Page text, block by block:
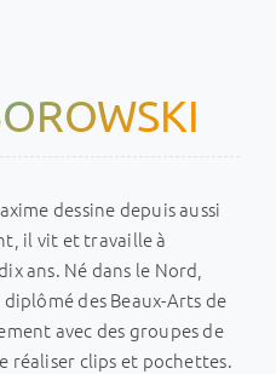
dessine depuis aussi
il vit et travaille à
ans. Né dans le Nord,
des Beaux-Arts de
avec des groupes de
réaliser clips et pochettes.